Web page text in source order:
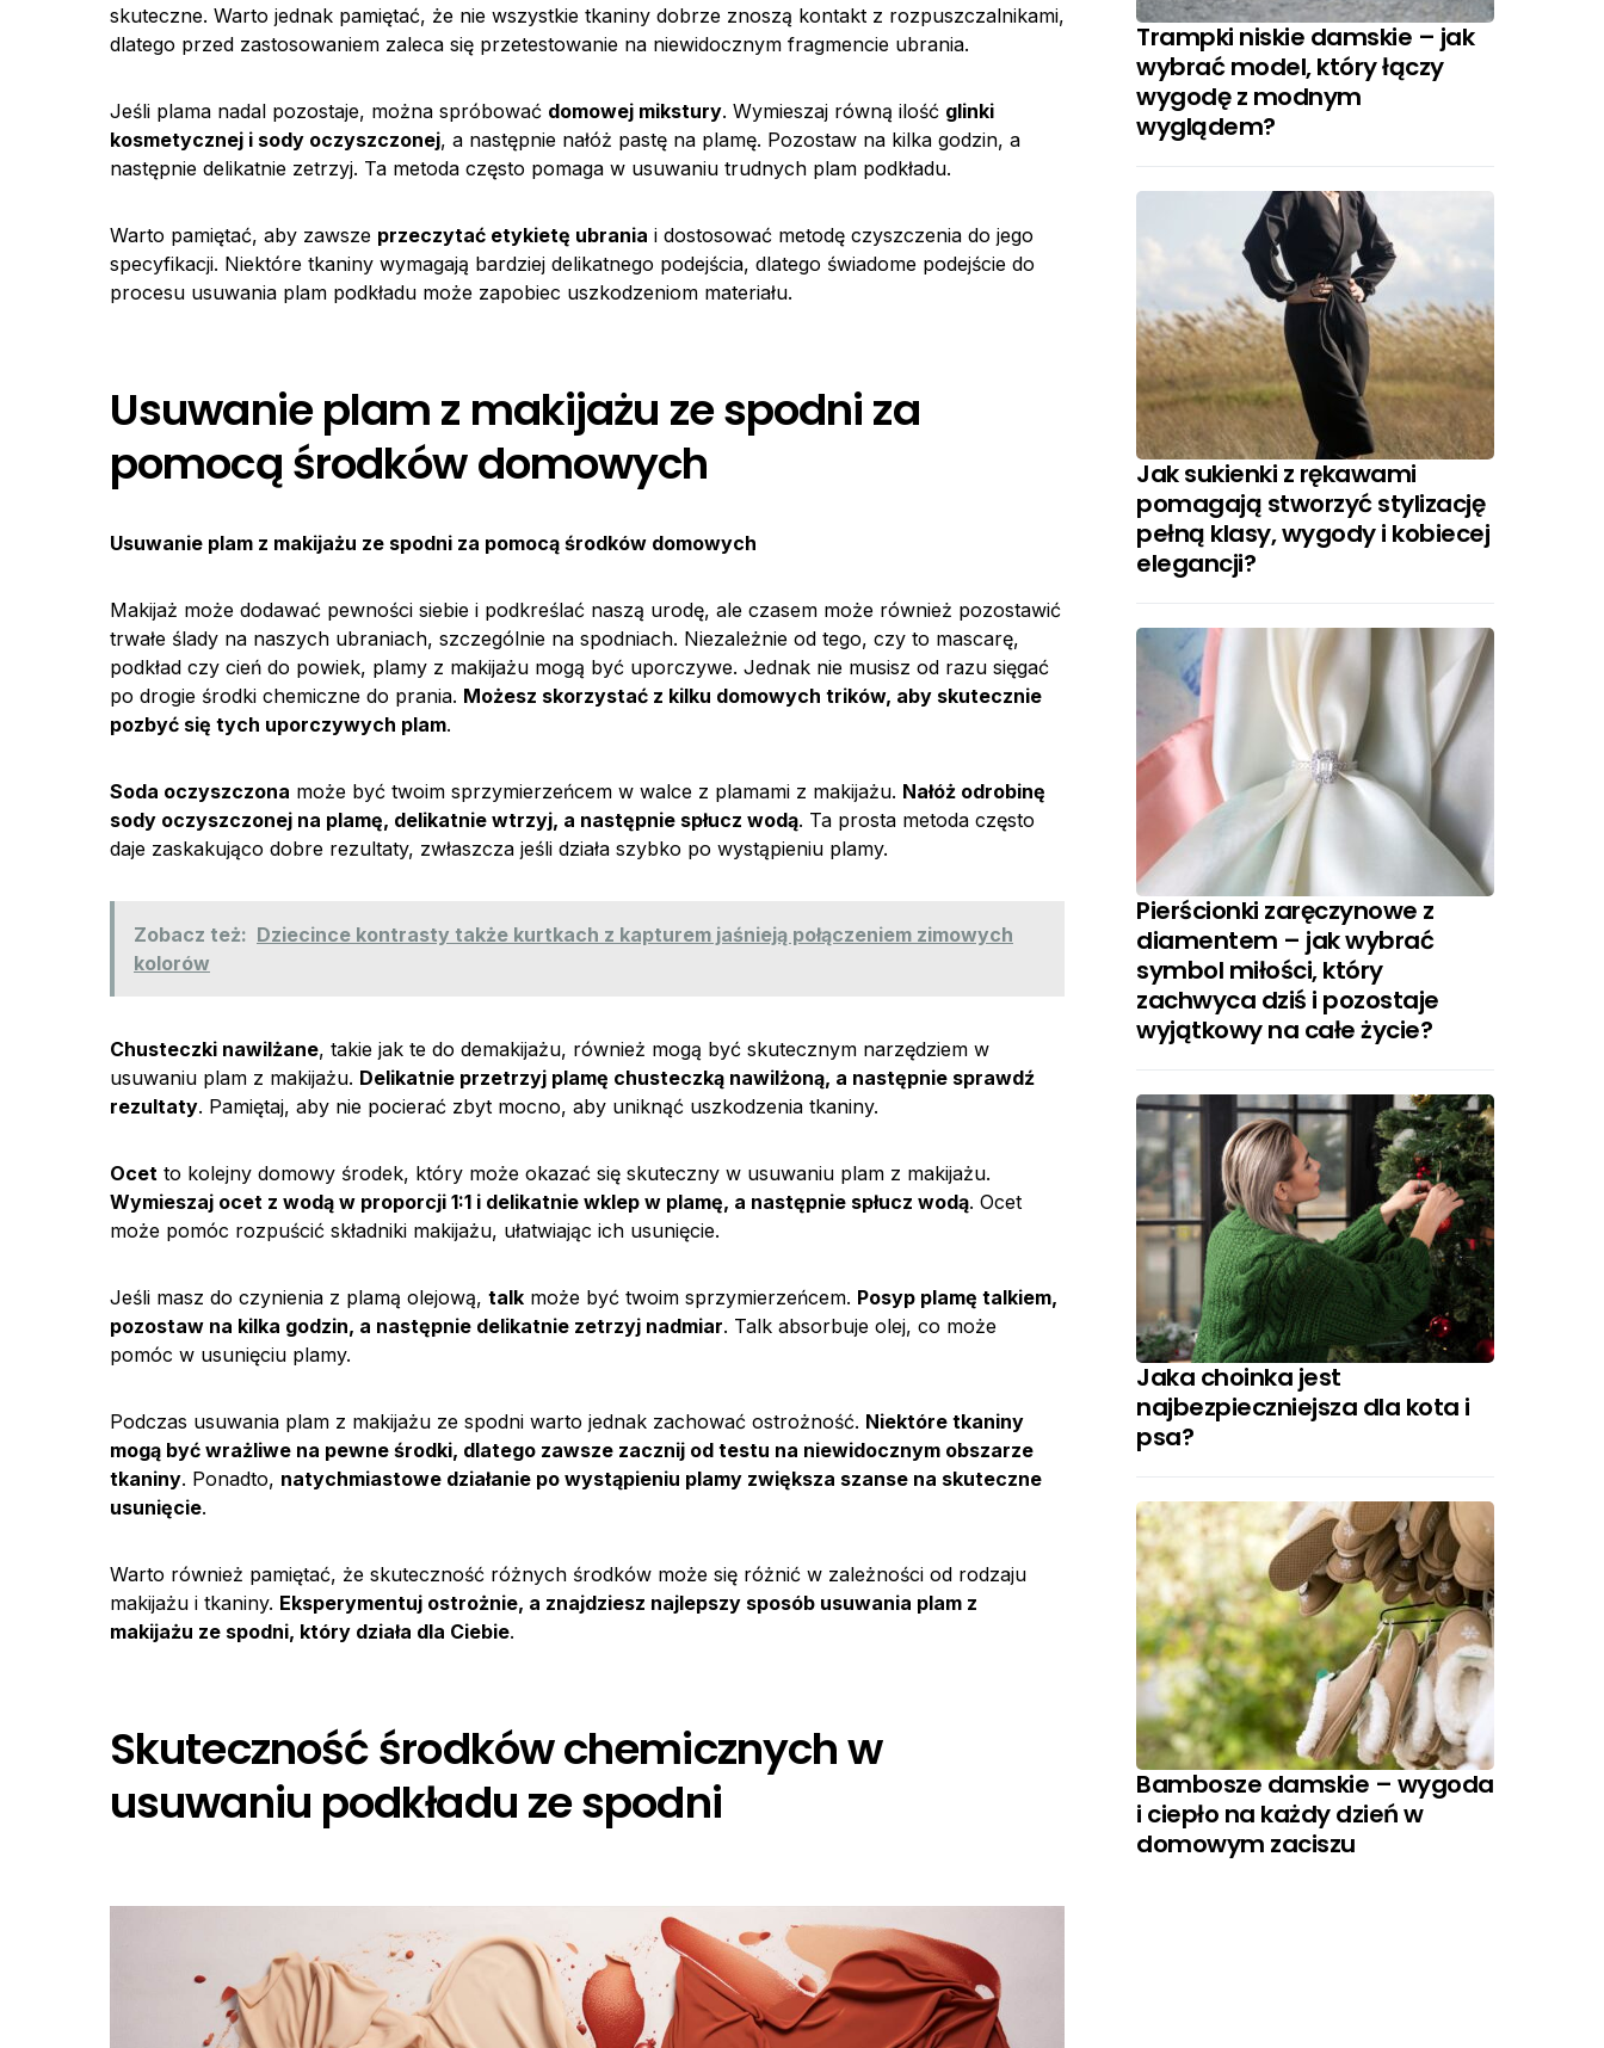
skuteczne. Warto jednak pamiętać, że nie wszystkie tkaniny dobrze znoszą kontakt z rozpuszczalnikami,
dlatego przed zastosowaniem zaleca się przetestowanie na niewidocznym fragmencie ubrania.
Jeśli plama nadal pozostaje, można spróbować domowej mikstury. Wymieszaj równą ilość glinki
kosmetycznej i sody oczyszczonej, a następnie nałóż pastę na plamę. Pozostaw na kilka godzin, a
następnie delikatnie zetrzyj. Ta metoda często pomaga w usuwaniu trudnych plam podkładu.
Warto pamiętać, aby zawsze przeczytać etykietę ubrania i dostosować metodę czyszczenia do jego
specyfikacji. Niektóre tkaniny wymagają bardziej delikatnego podejścia, dlatego świadome podejście do
procesu usuwania plam podkładu może zapobiec uszkodzeniom materiału.
Usuwanie plam z makijażu ze spodni za
pomocą środków domowych
Usuwanie plam z makijażu ze spodni za pomocą środków domowych
Makijaż może dodawać pewności siebie i podkreślać naszą urodę, ale czasem może również pozostawić
trwałe ślady na naszych ubraniach, szczególnie na spodniach. Niezależnie od tego, czy to mascarę,
podkład czy cień do powiek, plamy z makijażu mogą być uporczywe. Jednak nie musisz od razu sięgać
po drogie środki chemiczne do prania. Możesz skorzystać z kilku domowych trików, aby skutecznie
pozbyć się tych uporczywych plam.
Soda oczyszczona może być twoim sprzymierzeńcem w walce z plamami z makijażu. Nałóż odrobinę
sody oczyszczonej na plamę, delikatnie wtrzyj, a następnie spłucz wodą. Ta prosta metoda często
daje zaskakująco dobre rezultaty, zwłaszcza jeśli działa szybko po wystąpieniu plamy.
Zobacz też: Dziecince kontrasty także kurtkach z kapturem jaśnieją połączeniem zimowych
kolorów
Chusteczki nawilżane, takie jak te do demakijażu, również mogą być skutecznym narzędziem w
usuwaniu plam z makijażu. Delikatnie przetrzyj plamę chusteczką nawilżoną, a następnie sprawdź
rezultaty. Pamiętaj, aby nie pocierać zbyt mocno, aby uniknąć uszkodzenia tkaniny.
Ocet to kolejny domowy środek, który może okazać się skuteczny w usuwaniu plam z makijażu.
Wymieszaj ocet z wodą w proporcji 1:1 i delikatnie wklep w plamę, a następnie spłucz wodą. Ocet
może pomóc rozpuścić składniki makijażu, ułatwiając ich usunięcie.
Jeśli masz do czynienia z plamą olejową, talk może być twoim sprzymierzeńcem. Posyp plamę talkiem,
pozostaw na kilka godzin, a następnie delikatnie zetrzyj nadmiar. Talk absorbuje olej, co może
pomóc w usunięciu plamy.
Podczas usuwania plam z makijażu ze spodni warto jednak zachować ostrożność. Niektóre tkaniny
mogą być wrażliwe na pewne środki, dlatego zawsze zacznij od testu na niewidocznym obszarze
tkaniny. Ponadto, natychmiastowe działanie po wystąpieniu plamy zwiększa szanse na skuteczne
usunięcie.
Warto również pamiętać, że skuteczność różnych środków może się różnić w zależności od rodzaju
makijażu i tkaniny. Eksperymentuj ostrożnie, a znajdziesz najlepszy sposób usuwania plam z
makijażu ze spodni, który działa dla Ciebie.
Skuteczność środków chemicznych w
usuwaniu podkładu ze spodni
Trampki niskie damskie – jak
wybrać model, który łączy
wygodę z modnym
wyglądem?
Jak sukienki z rękawami
pomagają stworzyć stylizację
pełną klasy, wygody i kobiecej
elegancji?
Pierścionki zaręczynowe z
diamentem – jak wybrać
symbol miłości, który
zachwyca dziś i pozostaje
wyjątkowy na całe życie?
Jaka choinka jest
najbezpieczniejsza dla kota i
psa?
Bambosze damskie – wygoda
i ciepło na każdy dzień w
domowym zaciszu